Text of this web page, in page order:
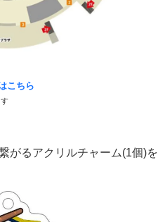
こちら
がるアクリルチャーム(1個)を